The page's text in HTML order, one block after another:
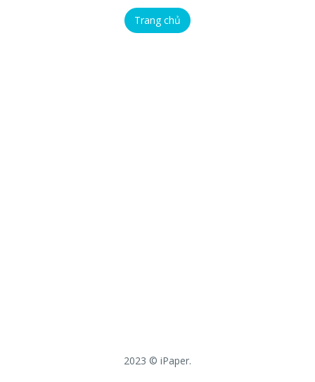
Trang chủ
2023 © iPaper.